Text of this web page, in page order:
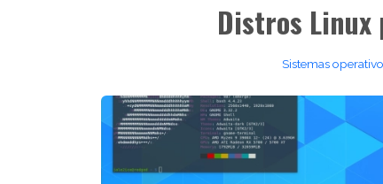
Distros Linux
Sistemas